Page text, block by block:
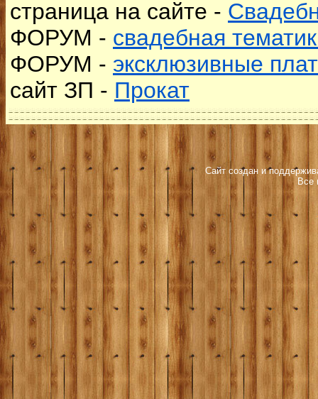
страница на сайте -
ФОРУМ - свадебная
ФОРУМ - эксклюзивные
сайт ЗП - Прокат
Сайт создан и
Все